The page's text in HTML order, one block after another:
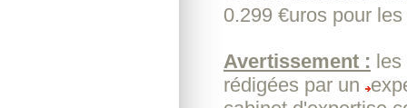
0.299 €uros pour
Avertissement : les
rédigées par un